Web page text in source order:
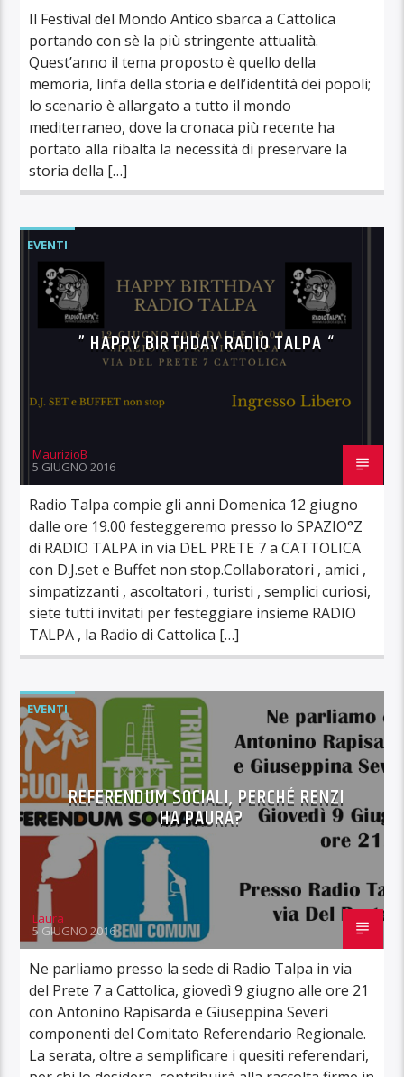
Il Festival del Mondo Antico sbarca a Cattolica
portando con sè la più stringente attualità.
Quest’anno il tema proposto è quello della
memoria, linfa della storia e dell’identità dei popoli;
lo scenario è allargato a tutto il mondo
mediterraneo, dove la cronaca più recente ha
portato alla ribalta la necessità di preservare la
storia della […]
EVENTI
” HAPPY BIRTHDAY RADIO TALPA “
MaurizioB
5 GIUGNO 2016
Radio Talpa compie gli anni Domenica 12 giugno
dalle ore 19.00 festeggeremo presso lo SPAZIO°Z
di RADIO TALPA in via DEL PRETE 7 a CATTOLICA
con D.J.set e Buffet non stop.Collaboratori , amici ,
simpatizzanti , ascoltatori , turisti , semplici curiosi,
siete tutti invitati per festeggiare insieme RADIO
TALPA , la Radio di Cattolica […]
EVENTI
REFERENDUM SOCIALI, PERCHÉ RENZI
HA PAURA?
Laura
5 GIUGNO 2016
Ne parliamo presso la sede di Radio Talpa in via
del Prete 7 a Cattolica, giovedì 9 giugno alle ore 21
con Antonino Rapisarda e Giuseppina Severi
componenti del Comitato Referendario Regionale.
La serata, oltre a semplificare i quesiti referendari,